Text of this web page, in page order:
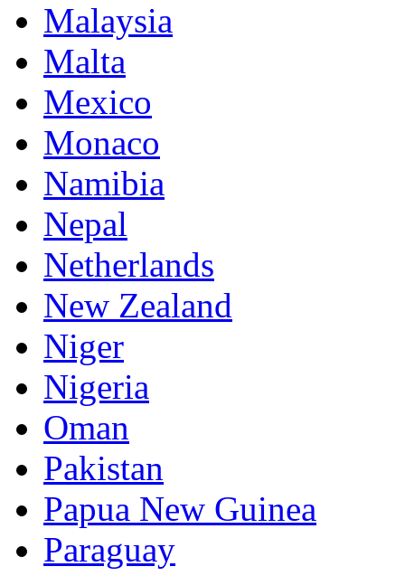
Malaysia
Malta
Mexico
Monaco
Namibia
Nepal
Netherlands
New Zealand
Niger
Nigeria
Oman
Pakistan
Papua New Guinea
Paraguay